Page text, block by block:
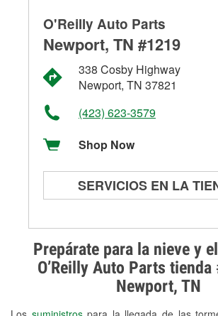
Prepárate para la nieve y
O’Reilly Auto Parts tienda
Newport, TN
O'Reilly Auto Parts
Newport, TN #1219
338 Cosby Highway
Newport, TN 37821
(423) 623-3579
Shop Now
SERVICIOS EN LA
Prueba de alternadores y
arrancadores
Revisión de la luz "Check